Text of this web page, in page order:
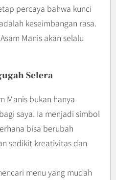
percaya bahwa kunci
keseimbangan rasa.
Manis akan selalu
Selera
Manis bukan hanya
saya. Ia menjadi simbol
bisa berubah
sedikit kreativitas dan
menu yang mudah